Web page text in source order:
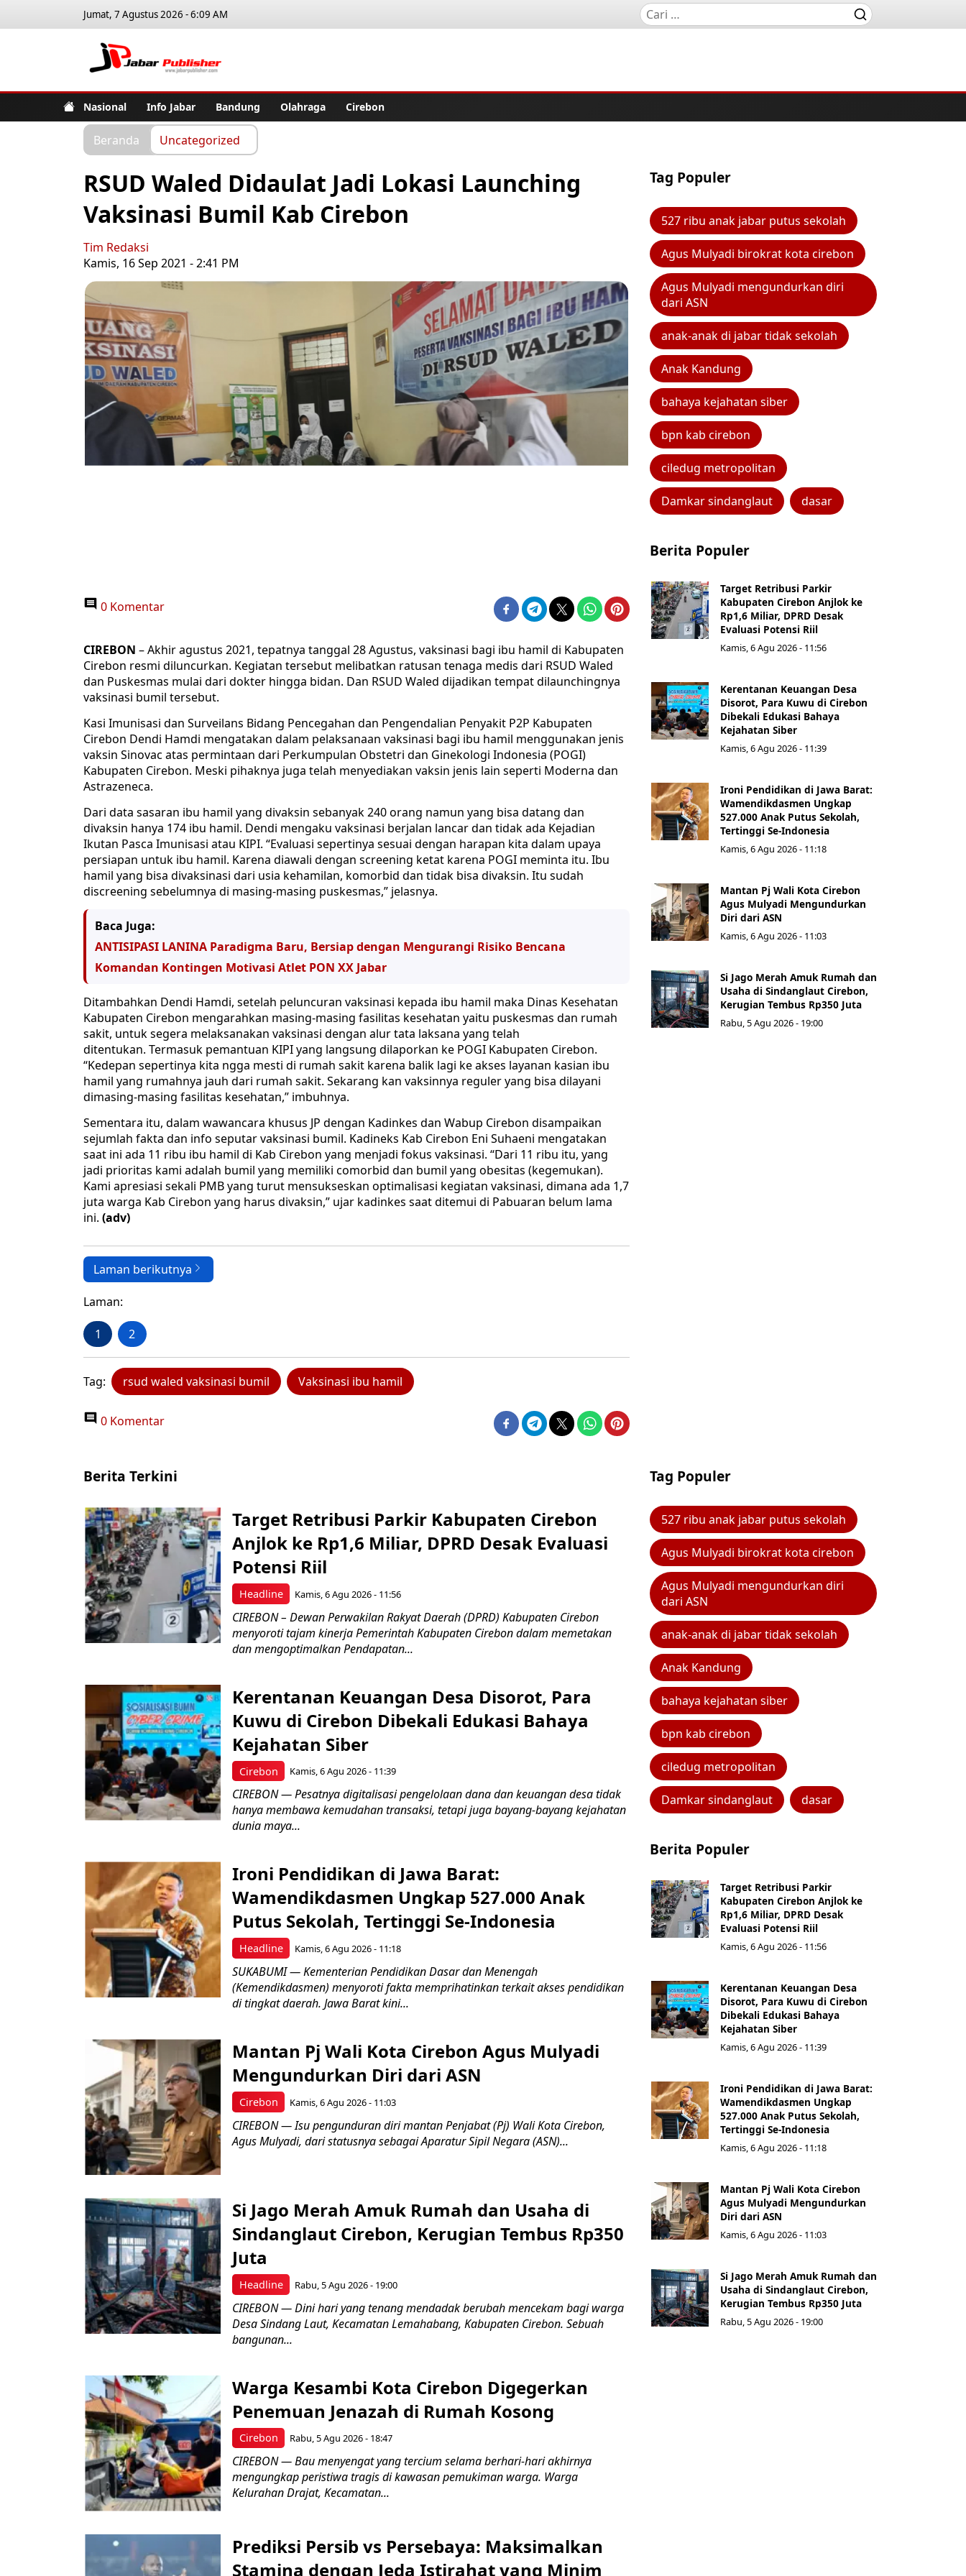
Jumat, 7 Agustus 2026 - 6:09 AM
Nasional Info Jabar Bandung Olahraga Cirebon
Beranda Uncategorized
RSUD Waled Didaulat Jadi Lokasi Launching
Vaksinasi Bumil Kab Cirebon
Tim Redaksi
Kamis, 16 Sep 2021 - 2:41 PM
0 Komentar
CIREBON – Akhir agustus 2021, tepatnya tanggal 28 Agustus, vaksinasi bagi ibu hamil di Kabupaten
Cirebon resmi diluncurkan. Kegiatan tersebut melibatkan ratusan tenaga medis dari RSUD Waled
dan Puskesmas mulai dari dokter hingga bidan. Dan RSUD Waled dijadikan tempat dilaunchingnya
vaksinasi bumil tersebut.
Kasi Imunisasi dan Surveilans Bidang Pencegahan dan Pengendalian Penyakit P2P Kabupaten
Cirebon Dendi Hamdi mengatakan dalam pelaksanaan vaksinasi bagi ibu hamil menggunakan jenis
vaksin Sinovac atas permintaan dari Perkumpulan Obstetri dan Ginekologi Indonesia (POGI)
Kabupaten Cirebon. Meski pihaknya juga telah menyediakan vaksin jenis lain seperti Moderna dan
Astrazeneca.
Dari data sasaran ibu hamil yang divaksin sebanyak 240 orang namun yang bisa datang dan
divaksin hanya 174 ibu hamil. Dendi mengaku vaksinasi berjalan lancar dan tidak ada Kejadian
Ikutan Pasca Imunisasi atau KIPI. “Evaluasi sepertinya sesuai dengan harapan kita dalam upaya
persiapan untuk ibu hamil. Karena diawali dengan screening ketat karena POGI meminta itu. Ibu
hamil yang bisa divaksinasi dari usia kehamilan, komorbid dan tidak bisa divaksin. Itu sudah
discreening sebelumnya di masing-masing puskesmas,” jelasnya.
Baca Juga:
ANTISIPASI LANINA Paradigma Baru, Bersiap dengan Mengurangi Risiko Bencana
Komandan Kontingen Motivasi Atlet PON XX Jabar
Ditambahkan Dendi Hamdi, setelah peluncuran vaksinasi kepada ibu hamil maka Dinas Kesehatan
Kabupaten Cirebon mengarahkan masing-masing fasilitas kesehatan yaitu puskesmas dan rumah
sakit, untuk segera melaksanakan vaksinasi dengan alur tata laksana yang telah
ditentukan. Termasuk pemantuan KIPI yang langsung dilaporkan ke POGI Kabupaten Cirebon.
“Kedepan sepertinya kita ngga mesti di rumah sakit karena balik lagi ke akses layanan kasian ibu
hamil yang rumahnya jauh dari rumah sakit. Sekarang kan vaksinnya reguler yang bisa dilayani
dimasing-masing fasilitas kesehatan,” imbuhnya.
Sementara itu, dalam wawancara khusus JP dengan Kadinkes dan Wabup Cirebon disampaikan
sejumlah fakta dan info seputar vaksinasi bumil. Kadineks Kab Cirebon Eni Suhaeni mengatakan
saat ini ada 11 ribu ibu hamil di Kab Cirebon yang menjadi fokus vaksinasi. “Dari 11 ribu itu, yang
jadi prioritas kami adalah bumil yang memiliki comorbid dan bumil yang obesitas (kegemukan).
Kami apresiasi sekali PMB yang turut mensukseskan optimalisasi kegiatan vaksinasi, dimana ada 1,7
juta warga Kab Cirebon yang harus divaksin,” ujar kadinkes saat ditemui di Pabuaran belum lama
ini. (adv)
Laman berikutnya
Laman:
1 2
Tag: rsud waled vaksinasi bumil Vaksinasi ibu hamil
0 Komentar
Tag Populer
527 ribu anak jabar putus sekolah
Agus Mulyadi birokrat kota cirebon
Agus Mulyadi mengundurkan diri
dari ASN
anak-anak di jabar tidak sekolah
Anak Kandung
bahaya kejahatan siber
bpn kab cirebon
ciledug metropolitan
Damkar sindanglaut dasar
Berita Populer
Target Retribusi Parkir
Kabupaten Cirebon Anjlok ke
Rp1,6 Miliar, DPRD Desak
Evaluasi Potensi Riil
Kamis, 6 Agu 2026 - 11:56
Kerentanan Keuangan Desa
Disorot, Para Kuwu di Cirebon
Dibekali Edukasi Bahaya
Kejahatan Siber
Kamis, 6 Agu 2026 - 11:39
Ironi Pendidikan di Jawa Barat:
Wamendikdasmen Ungkap
527.000 Anak Putus Sekolah,
Tertinggi Se-Indonesia
Kamis, 6 Agu 2026 - 11:18
Mantan Pj Wali Kota Cirebon
Agus Mulyadi Mengundurkan
Diri dari ASN
Kamis, 6 Agu 2026 - 11:03
Si Jago Merah Amuk Rumah dan
Usaha di Sindanglaut Cirebon,
Kerugian Tembus Rp350 Juta
Rabu, 5 Agu 2026 - 19:00
Berita Terkini
Headline
Target Retribusi Parkir Kabupaten Cirebon
Anjlok ke Rp1,6 Miliar, DPRD Desak Evaluasi
Potensi Riil
Kamis, 6 Agu 2026 - 11:56
CIREBON – Dewan Perwakilan Rakyat Daerah (DPRD) Kabupaten Cirebon
menyoroti tajam kinerja Pemerintah Kabupaten Cirebon dalam memetakan
dan mengoptimalkan Pendapatan...
Cirebon
Kerentanan Keuangan Desa Disorot, Para
Kuwu di Cirebon Dibekali Edukasi Bahaya
Kejahatan Siber
Kamis, 6 Agu 2026 - 11:39
CIREBON — Pesatnya digitalisasi pengelolaan dana dan keuangan desa tidak
hanya membawa kemudahan transaksi, tetapi juga bayang-bayang kejahatan
dunia maya...
Headline
Ironi Pendidikan di Jawa Barat:
Wamendikdasmen Ungkap 527.000 Anak
Putus Sekolah, Tertinggi Se-Indonesia
Kamis, 6 Agu 2026 - 11:18
SUKABUMI — Kementerian Pendidikan Dasar dan Menengah
(Kemendikdasmen) menyoroti fakta memprihatinkan terkait akses pendidikan
di tingkat daerah. Jawa Barat kini...
Cirebon
Mantan Pj Wali Kota Cirebon Agus Mulyadi
Mengundurkan Diri dari ASN
Kamis, 6 Agu 2026 - 11:03
CIREBON — Isu pengunduran diri mantan Penjabat (Pj) Wali Kota Cirebon,
Agus Mulyadi, dari statusnya sebagai Aparatur Sipil Negara (ASN)...
Headline
Si Jago Merah Amuk Rumah dan Usaha di
Sindanglaut Cirebon, Kerugian Tembus Rp350
Juta
Rabu, 5 Agu 2026 - 19:00
CIREBON — Dini hari yang tenang mendadak berubah mencekam bagi warga
Desa Sindang Laut, Kecamatan Lemahabang, Kabupaten Cirebon. Sebuah
bangunan...
Cirebon
Warga Kesambi Kota Cirebon Digegerkan
Penemuan Jenazah di Rumah Kosong
Rabu, 5 Agu 2026 - 18:47
CIREBON — Bau menyengat yang tercium selama berhari-hari akhirnya
mengungkap peristiwa tragis di kawasan pemukiman warga. Warga
Kelurahan Drajat, Kecamatan...
Prediksi Persib vs Persebaya: Maksimalkan
Stamina dengan Jeda Istirahat yang Minim
Tag Populer
527 ribu anak jabar putus sekolah
Agus Mulyadi birokrat kota cirebon
Agus Mulyadi mengundurkan diri
dari ASN
anak-anak di jabar tidak sekolah
Anak Kandung
bahaya kejahatan siber
bpn kab cirebon
ciledug metropolitan
Damkar sindanglaut dasar
Berita Populer
Target Retribusi Parkir
Kabupaten Cirebon Anjlok ke
Rp1,6 Miliar, DPRD Desak
Evaluasi Potensi Riil
Kamis, 6 Agu 2026 - 11:56
Kerentanan Keuangan Desa
Disorot, Para Kuwu di Cirebon
Dibekali Edukasi Bahaya
Kejahatan Siber
Kamis, 6 Agu 2026 - 11:39
Ironi Pendidikan di Jawa Barat:
Wamendikdasmen Ungkap
527.000 Anak Putus Sekolah,
Tertinggi Se-Indonesia
Kamis, 6 Agu 2026 - 11:18
Mantan Pj Wali Kota Cirebon
Agus Mulyadi Mengundurkan
Diri dari ASN
Kamis, 6 Agu 2026 - 11:03
Si Jago Merah Amuk Rumah dan
Usaha di Sindanglaut Cirebon,
Kerugian Tembus Rp350 Juta
Rabu, 5 Agu 2026 - 19:00